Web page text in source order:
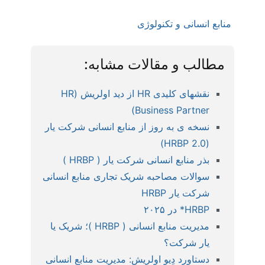
منابع انسانی و تکنولوژی
مطالب و مقالات مشابه:
نقشهای کلیدی HR از دید اولریش (HR
Business Partner)
نسخه ی به روز از منابع انسانی شرکت یار
(HRBP 2.0)
بذر منابع انسانی شرکت یار ( HRBP )
سوالات مصاحبه شریک تجاری منابع انسانی
شرکت یار HRBP
HRBP* در ۲۰۲۵
مدیریت منابع انسانی ( HRBP )؛ شریک یا
یار شرکت؟
دستاورد دِیو اولریش: مدیریت منابع انسانی